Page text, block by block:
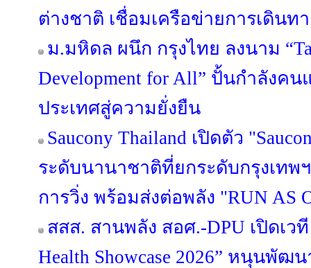
ต่างชาติ เชื่อมเครือข่ายการเดินท
ม.มหิดล ผนึก กรุงไทย ลงนาม
Development for All” ปั้นกำลังค
ประเทศสู่ความยั่งยืน
Saucony Thailand เปิดตัว
ระดับนานาชาติที่ยกระดับกรุงเทพ
การวิ่ง พร้อมส่งต่อพลัง "RUN AS
สสส. สานพลัง สอศ.-DPU เปิดเวที
Health Showcase 2026” หนุนพั